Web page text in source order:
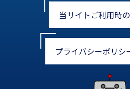
当サイトご利用時
プライバシーポリシ